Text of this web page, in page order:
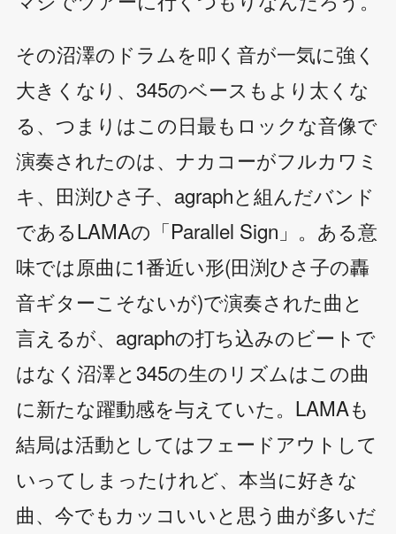
その沼澤のドラムを叩く音が一気に強く
大きくなり、345のベースもより太くな
る、つまりはこの日最もロックな音像で
演奏されたのは、ナカコーがフルカワミ
キ、田渕ひさ子、agraphと組んだバンド
であるLAMAの「Parallel Sign」。ある意
味では原曲に1番近い形(田渕ひさ子の轟
音ギターこそないが)で演奏された曲と
言えるが、agraphの打ち込みのビートで
はなく沼澤と345の生のリズムはこの曲
に新たな躍動感を与えていた。LAMAも
結局は活動としてはフェードアウトして
いってしまったけれど、本当に好きな
曲、今でもカッコいいと思う曲が多いだ